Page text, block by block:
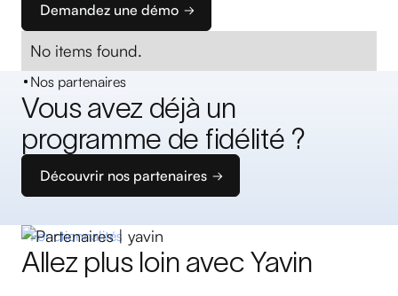
Demandez une démo
No items found.
Nos partenaires
Vous avez déjà un
programme de fidélité ?
Découvrir nos partenaires
Fonctionnalités
Allez plus loin avec Yavin